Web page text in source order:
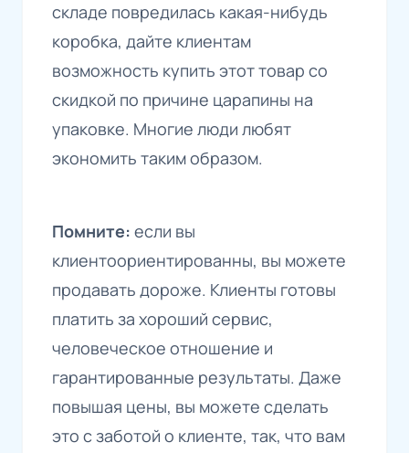
складе повредилась какая-нибудь
коробка, дайте клиентам
возможность купить этот товар со
скидкой по причине царапины на
упаковке. Многие люди любят
экономить таким образом.
Помните: если вы
клиентоориентированны, вы можете
продавать дороже. Клиенты готовы
платить за хороший сервис,
человеческое отношение и
гарантированные результаты. Даже
повышая цены, вы можете сделать
это с заботой о клиенте, так, что вам